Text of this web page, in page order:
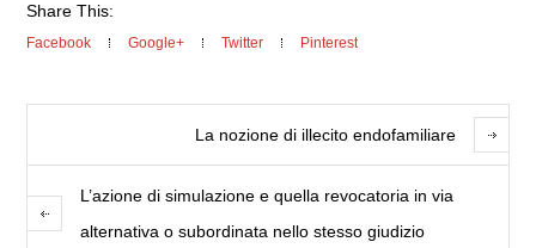
Share This:
Facebook Google+ Twitter Pinterest
La nozione di illecito endofamiliare
L’azione di simulazione e quella revocatoria in via
alternativa o subordinata nello stesso giudizio